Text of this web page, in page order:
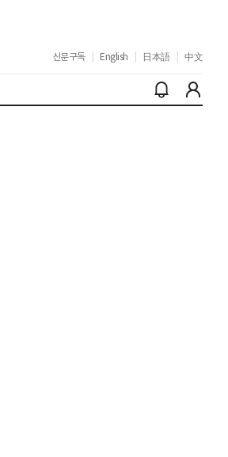
신문구독 English 日本語 中文